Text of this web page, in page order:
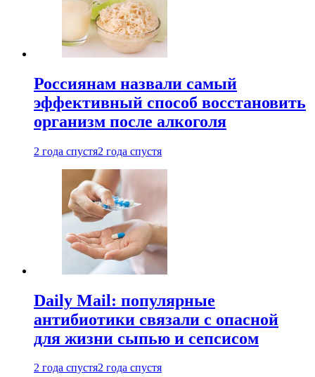
Россиянам назвали самый
эффективный способ восстановить
организм после алкоголя
2 года спустя2 года спустя
Daily Mail: популярные
антибиотики связали с опасной
для жизни сыпью и сепсисом
2 года спустя2 года спустя